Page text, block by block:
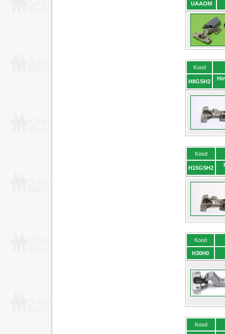
UAAOM
Kood
H8GSH2
Kood
H15GSH2
Kood
H30H0
Kood